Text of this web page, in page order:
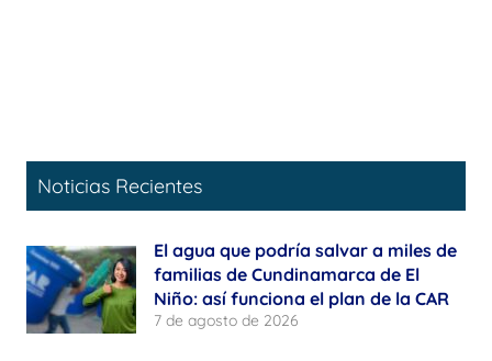
Noticias Recientes
El agua que podría salvar a miles de
familias de Cundinamarca de El
Niño: así funciona el plan de la CAR
7 de agosto de 2026